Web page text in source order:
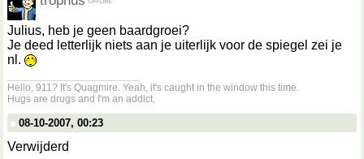
Julius, heb je geen baardgroei?
Je deed letterlijk niets aan je uiterlijk voor de spiegel zei je
nl.
Hello, 911? It's Quagmire. Yeah, it's caught in the window this time.
Hugs are drugs and I'm an addict.
08-10-2007, 00:23
Verwijderd